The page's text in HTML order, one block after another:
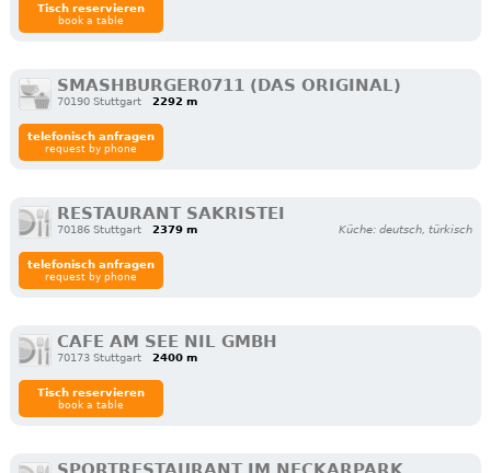
Tisch reservieren
book a table
SMASHBURGER0711 (DAS ORIGINAL)
70190 Stuttgart 2292 m
telefonisch anfragen
request by phone
RESTAURANT SAKRISTEI
70186 Stuttgart 2379 m Küche: deutsch, türkisch
telefonisch anfragen
request by phone
CAFE AM SEE NIL GMBH
70173 Stuttgart 2400 m
Tisch reservieren
book a table